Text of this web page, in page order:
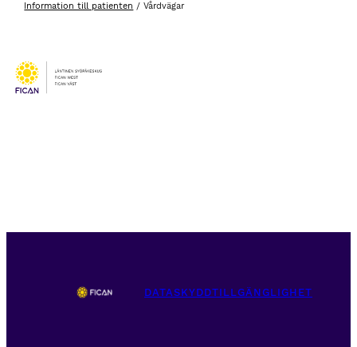
Information till patienten /Vårdvägar
DATASKYDDTILLGÄNGLIGHET